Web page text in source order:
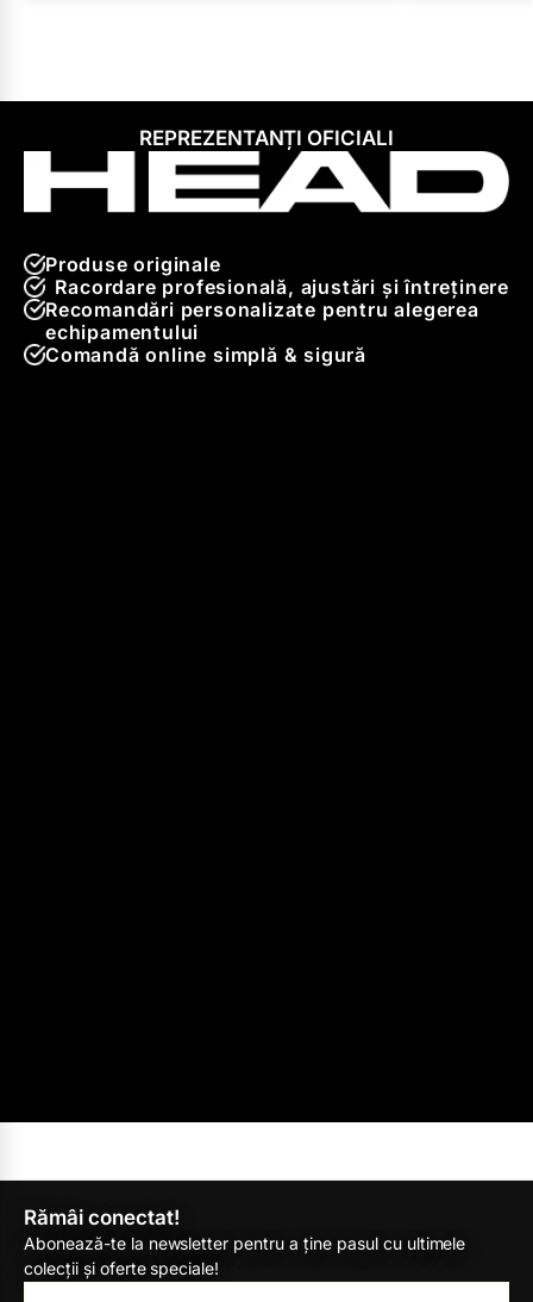
REPREZENTANȚI OFICIALI
Produse originale
Racordare profesională, ajustări și întreținere
Recomandări personalizate pentru alegerea
echipamentului
Comandă online simplă & sigură
Rămâi conectat!
Abonează-te la newsletter pentru a ține pasul cu ultimele
colecții și oferte speciale!